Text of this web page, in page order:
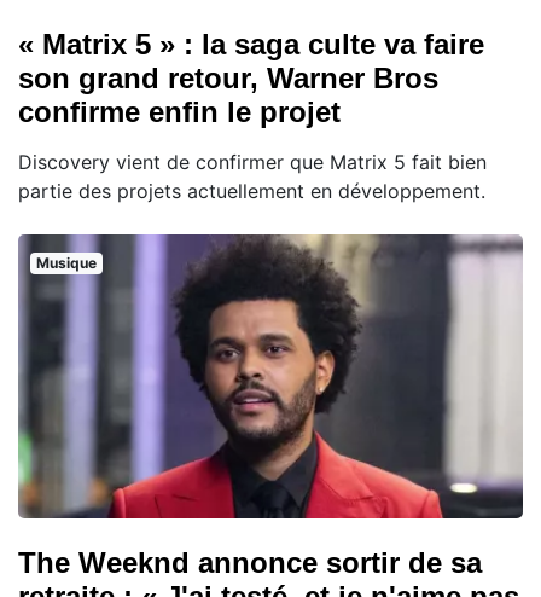
« Matrix 5 » : la saga culte va faire
son grand retour, Warner Bros
confirme enfin le projet
Discovery vient de confirmer que Matrix 5 fait bien
partie des projets actuellement en développement.
Musique
The Weeknd annonce sortir de sa